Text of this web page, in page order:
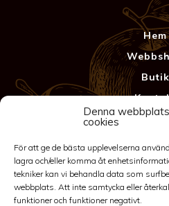
Denna
cookies
För att ge de bästa upplevelserna
lagra och/eller komma åt
tekniker kan vi behandla data som
webbplats. Att inte samtycka eller
funktioner och funktioner negativt.
Hem
Butik